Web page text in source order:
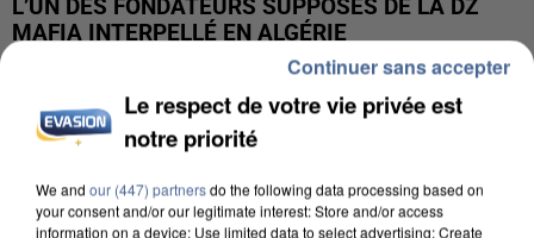
L’UN DES FONDATEURS SUPPOSÉS DE LA DZ
MAFIA INTERPELLÉ EN ALGÉRIE
Le respect de votre vie privée est
notre priorité
We and our (447) partnersdo the following data processing based on
your consent and/or our legitimate interest: Store and/or access
information on a device; Use limited data to select advertising; Create
Continuer sans accepter